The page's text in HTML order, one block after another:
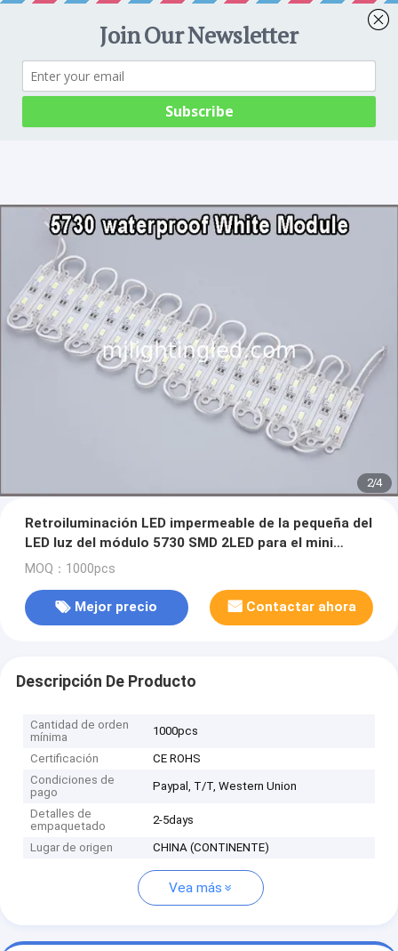
2/4
Retroiluminación LED impermeable de la pequeña del
LED luz del módulo 5730 SMD 2LED para el mini
sigange DC12V de la muestra y de la letra
MOQ：1000pcs
Mejor precio Contactar ahora
Descripción De Producto
Cantidad de orden
mínima
1000pcs
Certificación
CE ROHS
Condiciones de
pago
Paypal, T/T, Western Union
Detalles de
empaquetado
2-5days
Lugar de origen CHINA (CONTINENTE)
Vea más